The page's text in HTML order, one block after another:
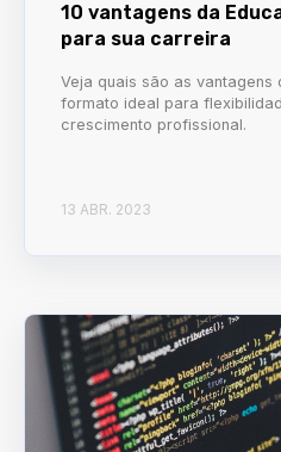
10 vantagens da
para sua carreira
Veja quais são as vantagens
formato ideal para
crescimento profissional.
13 ABR. 2023